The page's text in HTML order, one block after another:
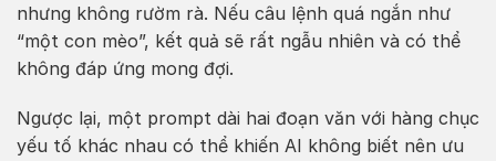
nhưng không rườm rà. Nếu câu lệnh quá ngắn như
“một con mèo”, kết quả sẽ rất ngẫu nhiên và có thể
không đáp ứng mong đợi.
Ngược lại, một prompt dài hai đoạn văn với hàng chục
yếu tố khác nhau có thể khiến AI không biết nên ưu